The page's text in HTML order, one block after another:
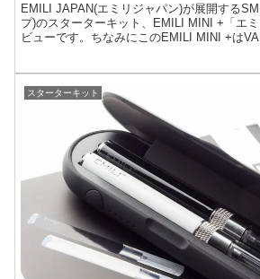
EMILI JAPAN(エミリジャパン)が展開する
プ)のスターターキット、EMILI MINI +「エ
ビューです。ちなみにこのEMILI MINI +は
スターターキット